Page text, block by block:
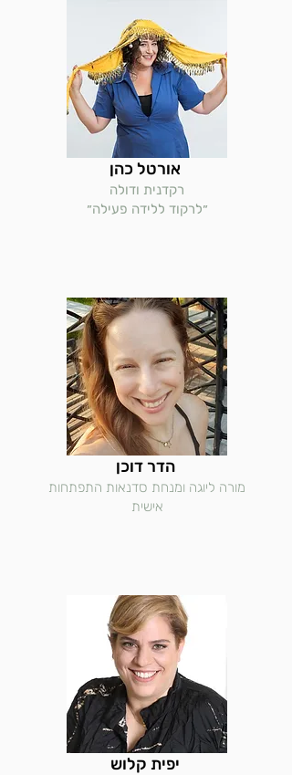
אורטל כהן
רקדנית ודולה
״לרקוד ללידה פעילה״
הדר דוכן
מורה ליוגה ומנחת סדנאות התפתחות
אישית
יפית קלוש